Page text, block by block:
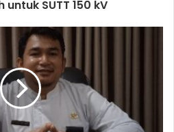
untuk SUTT 150 kV